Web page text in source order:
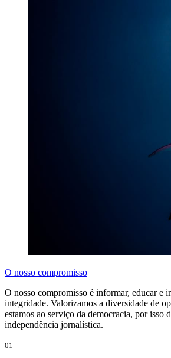
O nosso compromisso
O nosso compromisso é informar, educar e
integridade. Valorizamos a diversidade de
estamos ao serviço da democracia, por isso
independência jornalística.
01